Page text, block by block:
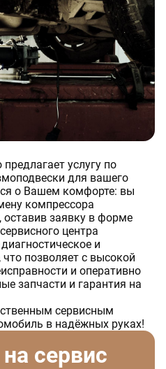
услугу по
для вашего
о Вашем комфорте: вы
компрессора
оставив заявку в форме
центра
и
позволяет с высокой
и оперативно
запчасти и гарантия на
сервисным
в надёжных руках!
сервис